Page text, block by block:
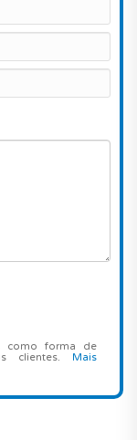
como forma de
clientes. Mais